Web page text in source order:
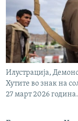
Илустрација,
Хутите во знак на
27 март 2026 година.